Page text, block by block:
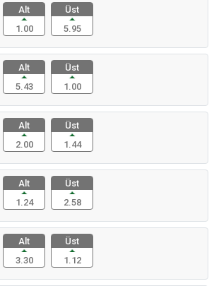
Alt
1.00
Üst
5.95
Alt
5.43
Üst
1.00
Alt
2.00
Üst
1.44
Alt
1.24
Üst
2.58
Alt
3.30
Üst
1.12